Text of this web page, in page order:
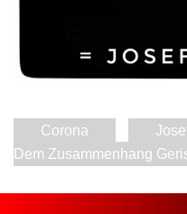
Corona
Dem Zusammenhang